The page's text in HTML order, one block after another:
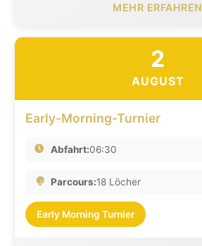
MEHR ERFAHREN
2
AUGUST
Early-Morning-Turnier
Abfahrt:06:30
Parcours:18 Löcher
Early Morning Turnier